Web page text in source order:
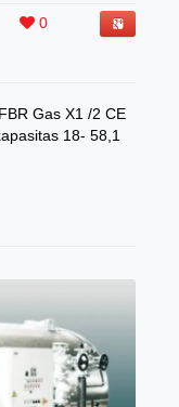
0
Gas X1 /2 CE
18- 58,1